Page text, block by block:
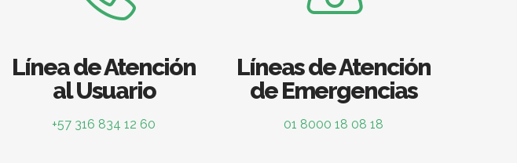
Línea de Atención
al Usuario
+57 316 834 12 60
Líneas de Atención
de Emergencias
01 8000 18 08 18